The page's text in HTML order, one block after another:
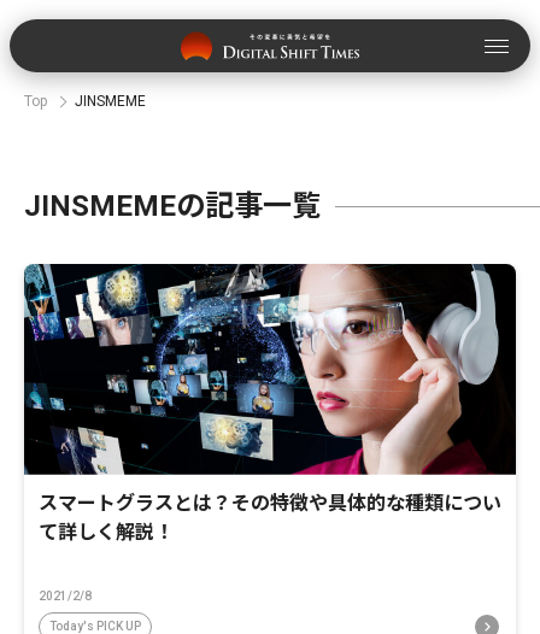
Top JINSMEME
JINSMEMEの記事一覧
スマートグラスとは？その特徴や具体的な種類につい
て詳しく解説！
2021/2/8
Today's PICK UP